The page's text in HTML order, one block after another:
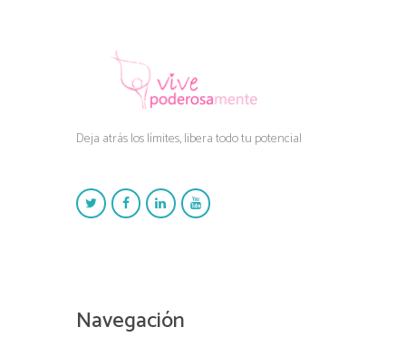
Deja atrás los límites, libera todo tu potencial
Navegación